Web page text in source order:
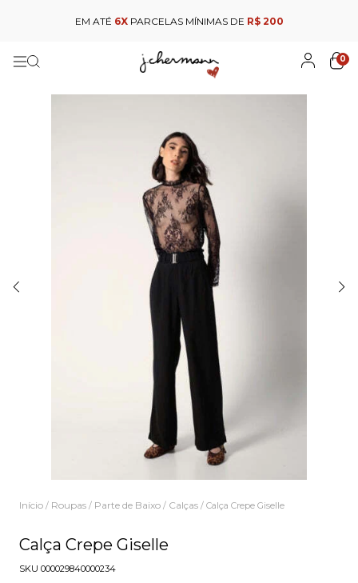
EM ATÉ 6XPARCELAS MÍNIMAS DE R$ 200
0
Início / Roupas / Parte de Baixo / Calças / Calça Crepe Giselle
Calça Crepe Giselle
SKU 000029840000234